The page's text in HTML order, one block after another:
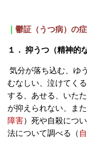
鬱証（うつ病） の
１． 抑うつ（精神的
気分が落ち込む、ゆ
むなしい、泣けてく
する、あせる、いた
が抑えられない、ま
障害）死や自殺につ
法について調べる（